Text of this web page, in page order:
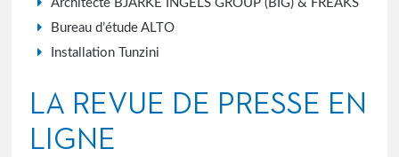
Architecte BJARKE INGELS GROUP (BIG) & FREAKS
Bureau d’étude ALTO
Installation Tunzini
LA REVUE DE PRESSE EN
LIGNE